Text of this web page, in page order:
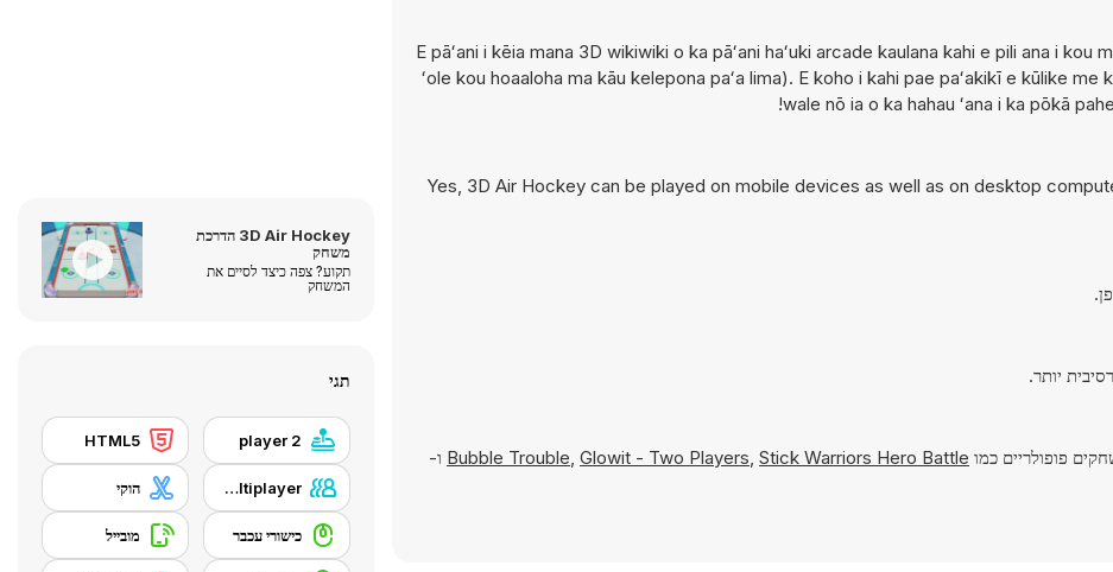
E pāʻani i kēia mana 3D wikiwiki o ka pāʻani haʻuki arcade kaulana kahi e pili ana i kou
ʻole kou hoaaloha ma kāu kelepona paʻa lima). E koho i kahi pae paʻakikī e kūlike
wale nō ia o ka hahau ʻana i ka pōkā
Yes, 3D Air Hockey can be played on mobile devices as well as on desktop
פופולריים כמו Bubble Trouble, Glowit - Two Players, Stick Warriors Hero Battle
ו-
3D Air Hockey הדרכת
משחק
תקוע? צפה כיצד לסיים את
המשחק
תגי
2 player
HTML5
Local Multiplayer הוקי
כישורי עכבר מובייל